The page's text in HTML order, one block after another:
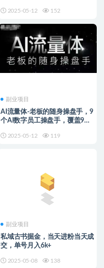
2025-05-12 152
副业项目
AI流量体-老板的随身操盘手，9
个AI数字员工操盘手，覆盖9大
工的工资
2025-05-12 119
副业项目
私域古书掘金，当天进粉当天成
交，单号月入6k+
2025-05-08 138